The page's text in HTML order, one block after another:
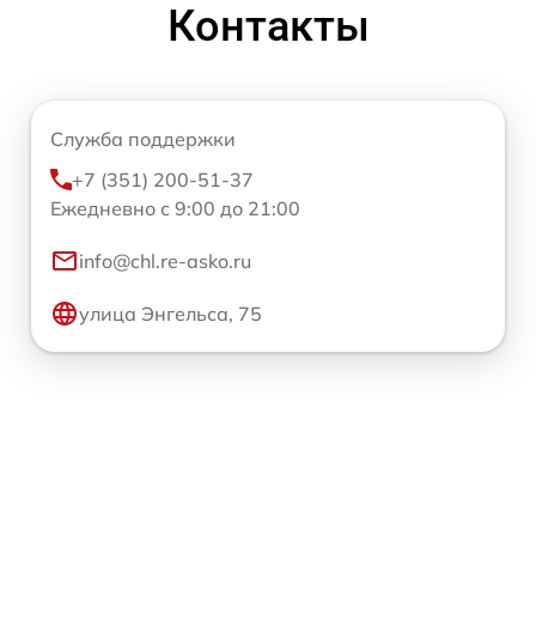
Контакты
Служба поддержки
+7 (351) 200-51-37
Ежедневно с 9:00 до 21:00
info@chl.re-asko.ru
улица Энгельса, 75